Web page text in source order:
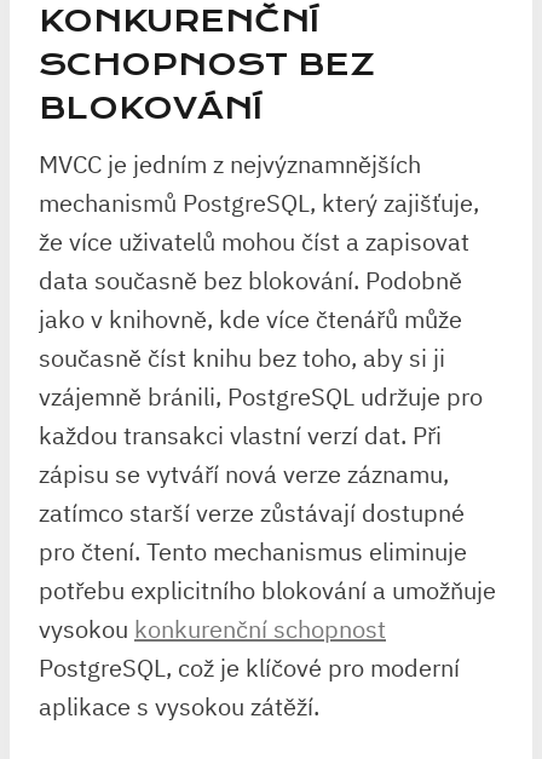
KONKURENČNÍ
SCHOPNOST BEZ
BLOKOVÁNÍ
MVCC je jedním z nejvýznamnějších
mechanismů PostgreSQL, který zajišťuje,
že více uživatelů mohou číst a zapisovat
data současně bez blokování. Podobně
jako v knihovně, kde více čtenářů může
současně číst knihu bez toho, aby si ji
vzájemně bránili, PostgreSQL udržuje pro
každou transakci vlastní verzí dat. Při
zápisu se vytváří nová verze záznamu,
zatímco starší verze zůstávají dostupné
pro čtení. Tento mechanismus eliminuje
potřebu explicitního blokování a umožňuje
vysokou konkurenční schopnost
PostgreSQL, což je klíčové pro moderní
aplikace s vysokou zátěží.